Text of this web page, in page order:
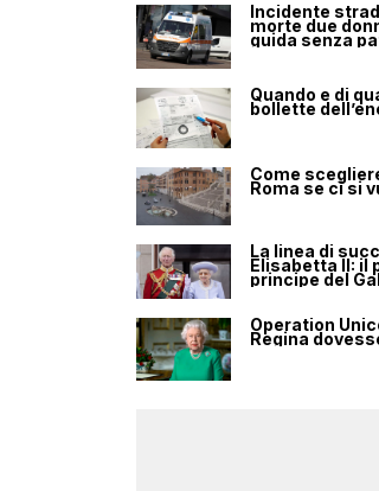
Incidente
morte due
guida senza
Quando e di
bollette
Come
Roma se ci si
La linea di
Elisabetta II: il
principe del
Operation
Regina